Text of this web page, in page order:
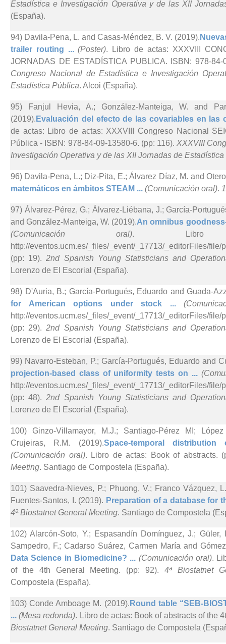
Estadística e Investigación Operativa y de las XII
(España).
94) Davila-Pena, L. and Casas-Méndez, B. V. (2019).
trailer routing ...(Poster). Libro de actas: XXXVIII
JORNADAS DE ESTADÍSTICA PUBLICA. ISBN: 978-
Congreso Nacional de Estadística e Investigación
Estadística Pública. Alcoi (España).
95) Fanjul Hevia, A.; González-Manteiga, W. and
(2019). Evaluación del efecto de las covariables en las
de actas: Libro de actas: XXXVIII Congreso Nacional
Pública - ISBN: 978-84-09-13580-6. (pp: 116). XXXVIII
Investigación Operativa y de las XII Jornadas de
96) Davila-Pena, L.; Diz-Pita, E.; Álvarez Díaz, M. and
matemáticos en ámbitos STEAM ... (Comunicación oral).
97) Álvarez-Pérez, G.; Álvarez-Liébana, J.; García-
and González-Manteiga, W. (2019).An omnibus
(Comunicación oral). Libro
http://eventos.ucm.es/_files/_event/_17713/_editorFiles/
(pp: 19).2nd Spanish Young Statisticians and
Lorenzo de El Escorial (España).
98) D'Auria, B.; García-Portugués, Eduardo and Guada-
for American options under stock ...
http://eventos.ucm.es/_files/_event/_17713/_editorFiles/
(pp: 29).2nd Spanish Young Statisticians and
Lorenzo de El Escorial (España).
99) Navarro-Esteban, P.; García-Portugués, Eduardo and
projection-based class of uniformity tests on ...
http://eventos.ucm.es/_files/_event/_17713/_editorFiles/
(pp: 48).2nd Spanish Young Statisticians and
Lorenzo de El Escorial (España).
100) Ginzo-Villamayor, M.J.; Santiago-Pérez MI;
Crujeiras, R.M. (2019).Space-temporal
(Comunicación oral). Libro de actas: Book of abstracts.
Meeting. Santiago de Compostela (España).
101) Saavedra-Nieves, P.; Phuong, V.; Franco Vázquez,
Fuentes-Santos, I. (2019). Preparation of a database for
4ª Biostatnet General Meeting. Santiago de Compostela
102) Alarcón-Soto, Y.; Espasandín Domínguez, J.;
Sampedro, F.; Cadarso Suárez, Carmen María and
Data Science in Biomedicine? ... (Comunicación oral).
of the 4th General Meeting. (pp: 92). 4ª Biostatnet
Compostela (España).
103) Conde Amboage M. (2019). Round table “SEB-
...(Mesa redonda). Libro de actas: Book of abstracts of the
Biostatnet General Meeting. Santiago de Compostela